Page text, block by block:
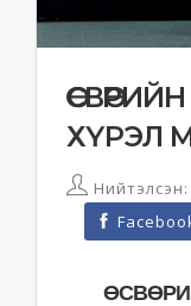
ХҮРЭЛ
Нийтэлсэн: